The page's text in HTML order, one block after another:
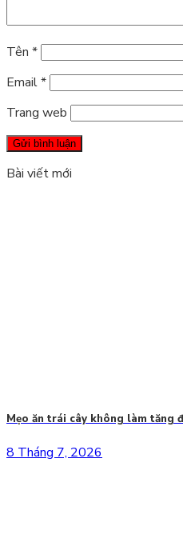
Tên *
Email*
Trang web
Bài viết mới
Mẹo ăn trái cây không làm tăng
8 Tháng 7, 2026